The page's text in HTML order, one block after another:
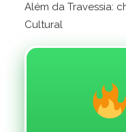
Além da Travessia:
Cultural